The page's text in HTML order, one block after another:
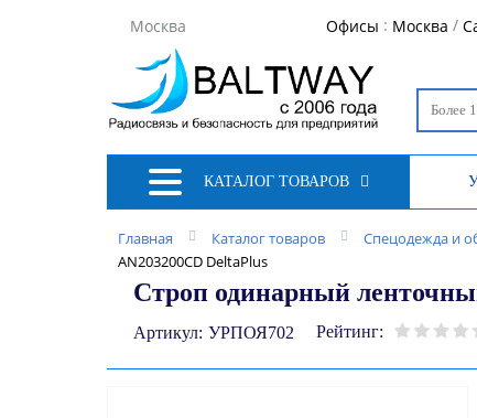
Москва Офисы : Москва /
КАТАЛОГ ТОВАРОВ
Главная Каталог товаров Спецодежда и
AN203200CD DeltaPlus
Строп одинарный
Артикул: УРПОЯ702 Рейтинг: